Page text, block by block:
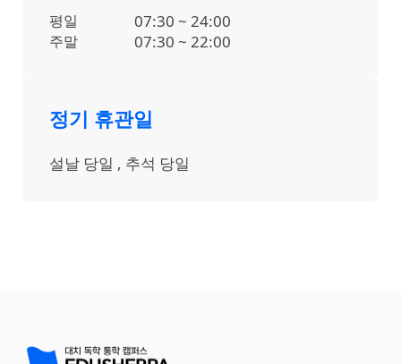
평일 07:30 ~ 24:00
주말 07:30 ~ 22:00
정기 휴관일
설날 당일 , 추석 당일